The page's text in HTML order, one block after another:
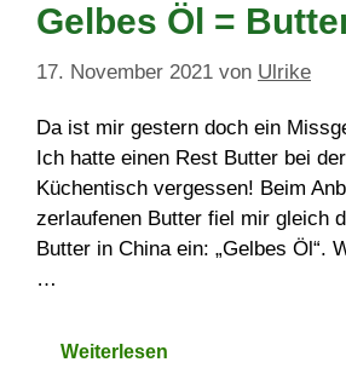
Gelbes Öl =
17. November 2021 von Ulrike
Da ist mir gestern doch ein
Ich hatte einen Rest Butter bei
Küchentisch vergessen! Beim
zerlaufenen Butter fiel mir gleich
Butter in China ein: „Gelbes Öl“.
…
Weiterlesen